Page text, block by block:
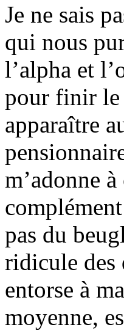
Je ne sais
qui nous
l’alpha et
pour finir le
apparaître
m’adonne
pas du
ridicule des
entorse à
moyenne,